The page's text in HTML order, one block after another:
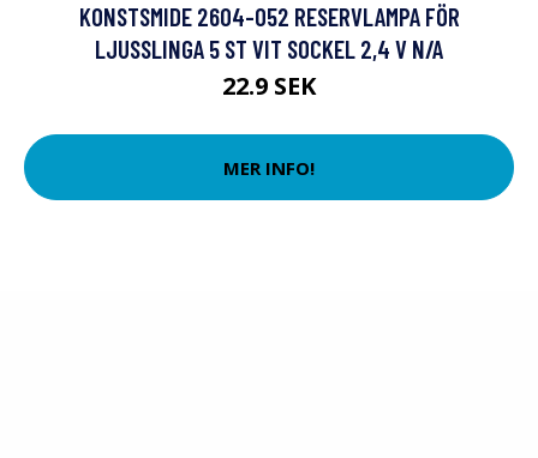
KONSTSMIDE 2604-052 RESERVLAMPA FÖR
LJUSSLINGA 5 ST VIT SOCKEL 2,4 V N/A
22.9 SEK
MER INFO!